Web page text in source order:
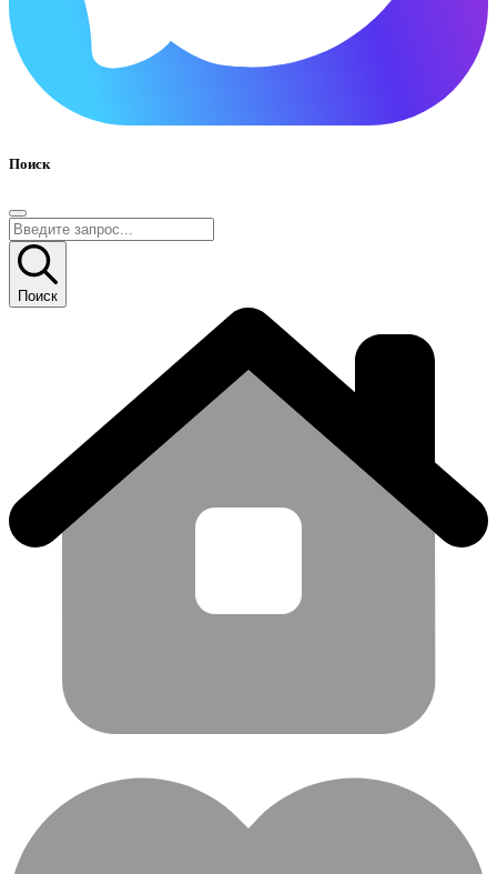
Поиск
Поиск